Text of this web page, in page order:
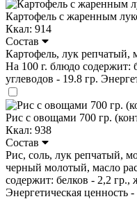
Картофель с жаренным
Ккал: 914
Состав
Картофель, лук репчатый,
На 100 г. блюдо содержит:
углеводов - 19.8 гр.
Рис с овощами 700 гр.
Ккал: 938
Состав
Рис, соль, лук репчатый,
черный молотый, масло
содержит: белков - 2,2 гр.,
Энергетическая ценность